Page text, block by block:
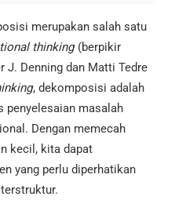
merupakan salah satu
thinking(berpikir
J. Denning dan Matti Tedre
, dekomposisi adalah
penyelesaian masalah
Dengan memecah
kecil, kita dapat
yang perlu diperhatikan